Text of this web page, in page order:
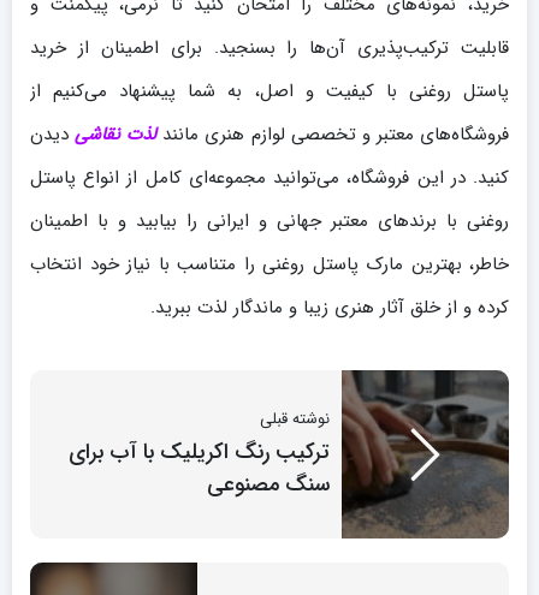
قابلیت ترکیب‌پذیری آن‌ها را بسنجید. برای اطمینان از خرید
پاستل روغنی با کیفیت و اصل، به شما پیشنهاد می‌کنیم از
فروشگاه‌های معتبر و تخصصی لوازم هنری مانندلذت نقاشیدیدن
کنید. در این فروشگاه، می‌توانید مجموعه‌ای کامل از انواع پاستل
روغنی با برندهای معتبر جهانی و ایرانی را بیابید و با اطمینان
خاطر، بهترین مارک پاستل روغنی را متناسب با نیاز خود انتخاب
کرده و از خلق آثار هنری زیبا و ماندگار لذت ببرید.
نوشته قبلی
ترکیب رنگ اکریلیک با آب برای
سنگ مصنوعی